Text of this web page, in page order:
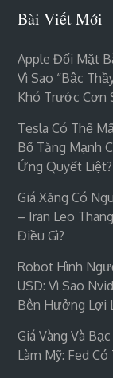
Bài Viết Mới
Apple Đối Mặt
Vì Sao “bậc
Khó Trước Cơn
Tesla Có Thể
Bố Tăng Mạnh
Ứng Quyết Liệt?
Giá Xăng Có
– Iran Leo
Điều Gì?
Robot Hình
USD: Vì Sao
Bên Hưởng Lợi
Giá Vàng Và
Làm Mỹ: Fed